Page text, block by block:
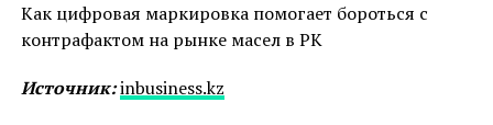
Как цифровая маркировка помогает бороться с
контрафактом на рынке масел в РК
Источник:inbusiness.kz